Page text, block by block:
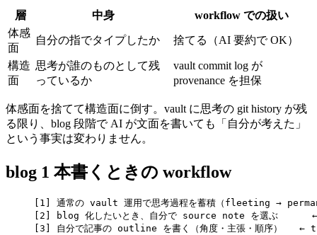
層 中身
workflow での扱い
体感
面
自分の指でタイプしたか 捨てる（AI 要約で OK）
構造
面
思考が誰のものとして残
っているか
vault commit log が
provenance を担保
体感面を捨てて構造面に倒す。vault に思考の git history が残
る限り、blog 段階で AI が文面を書いても「自分が考えた」
という事実は変わりません。
blog 1 本書くときの workflow
[1] 通常の vault 運用で思考過程を蓄積（fleeting →
[2] blog 化したいとき、自分で source note を選ぶ
[3] 自分で記事の outline を書く（角度・主張・順序）